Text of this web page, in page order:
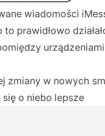
wiadomości
prawidłowo
zmiany w nowych
o niebo lepsze